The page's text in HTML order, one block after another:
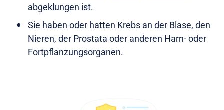
abgeklungen ist.
Sie haben oder hatten Krebs an der Blase, den
Nieren, der Prostata oder anderen Harn- oder
Fortpflanzungsorganen.